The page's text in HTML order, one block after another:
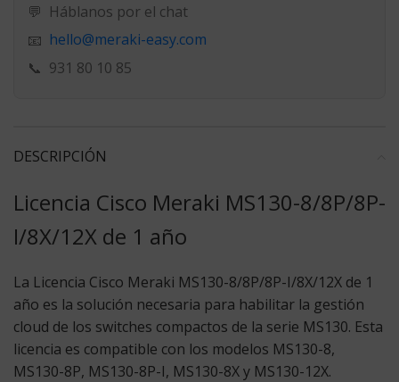
💬 Háblanos por el chat
📧 hello@meraki-easy.com
📞 931 80 10 85
DESCRIPCIÓN
Licencia Cisco Meraki MS130-8/8P/8P-
I/8X/12X de 1 año
La Licencia Cisco Meraki MS130-8/8P/8P-I/8X/12X de 1
año es la solución necesaria para habilitar la gestión
cloud de los switches compactos de la serie MS130. Esta
licencia es compatible con los modelos MS130-8,
MS130-8P, MS130-8P-I, MS130-8Xy MS130-12X.